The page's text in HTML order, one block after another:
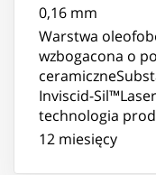
0,16 mm
Warstwa
wzbogacona o
Inviscid-
technologia
12 miesięcy